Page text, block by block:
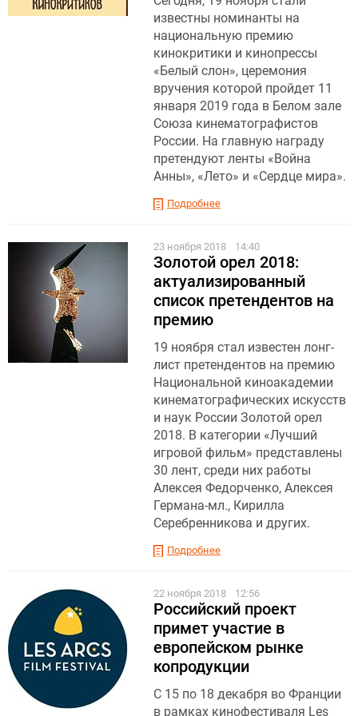
известны номинанты на
национальную премию
кинокритики и кинопрессы
«Белый слон», церемония
вручения которой пройдет 11
января 2019 года в Белом зале
Союза кинематографистов
России. На главную награду
претендуют ленты «Война
Анны», «Лето» и «Сердце мира».
Подробнее
23 ноября 2018 14:40
Золотой орел 2018:
актуализированный
список претендентов на
премию
19 ноября стал известен лонг-
лист претендентов на премию
Национальной киноакадемии
кинематографических искусств
и наук России Золотой орел
2018. В категории «Лучший
игровой фильм» представлены
30 лент, среди них работы
Алексея Федорченко, Алексея
Германа-мл., Кирилла
Серебренникова и других.
Подробнее
22 ноября 2018 12:56
Российский проект
примет участие в
европейском рынке
копродукции
С 15 по 18 декабря во Франции
в рамках кинофестиваля Les